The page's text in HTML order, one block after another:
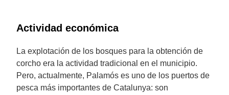
Actividad económica
La explotación de los bosques para la obtención de
corcho era la actividad tradicional en el municipio.
Pero, actualmente, Palamós es uno de los puertos de
pesca más importantes de Catalunya: son